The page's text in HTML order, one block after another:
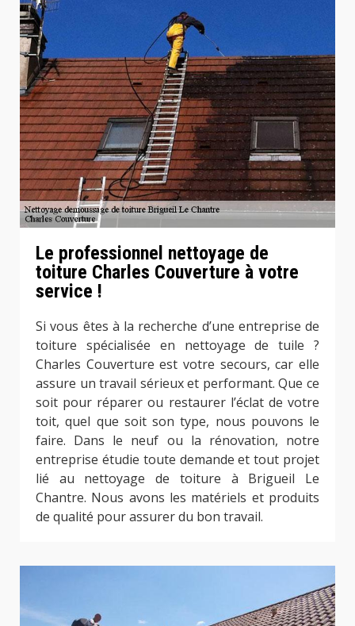
Le professionnel nettoyage de
toiture Charles Couverture à votre
service !
Si vous êtes à la recherche d’une entreprise de
toiture spécialisée en nettoyage de tuile ?
Charles Couverture est votre secours, car elle
assure un travail sérieux et performant. Que ce
soit pour réparer ou restaurer l’éclat de votre
toit, quel que soit son type, nous pouvons le
faire. Dans le neuf ou la rénovation, notre
entreprise étudie toute demande et tout projet
lié au nettoyage de toiture à Brigueil Le
Chantre. Nous avons les matériels et produits
de qualité pour assurer du bon travail.